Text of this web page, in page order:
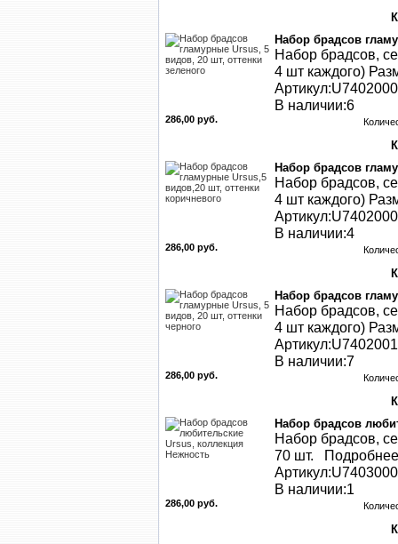
Набор брадсов
Набор брадсов,
4 шт каждого)
В наличии:6
286,00 руб.
Набор брадсов
Набор брадсов,
4 шт каждого)
В наличии:4
286,00 руб.
Набор брадсов
Набор брадсов,
4 шт каждого)
В наличии:7
286,00 руб.
Набор брадсов
Набор брадсов,
70 шт.
В наличии:1
286,00 руб.